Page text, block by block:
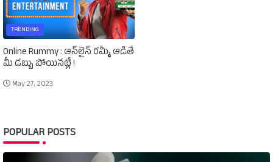
TRENDING
Online Rummy : ఆన్‌లైన్‌ రమ్మీ ఆడితే
మీ డబ్బు పోయినట్లే !
May 27, 2023
POPULAR POSTS